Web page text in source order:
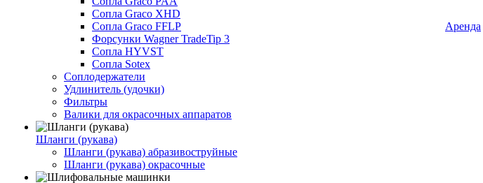
Сопла Graco XHD
Сопла Graco FFLP
Форсунки Wagner TradeTip 3
Сопла HYVST
Сопла Sotex
Соплодержатели
Удлинитель (удочки)
Фильтры
Валики для окрасочных аппаратов
Шланги (рукава)
Шланги (рукава) абразивоструйные
Шланги (рукава) окрасочные
Аренда